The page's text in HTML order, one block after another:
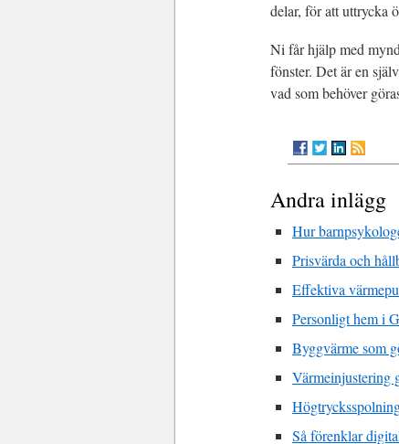
delar, för att uttrycka
Ni får hjälp med
fönster. Det är en
vad som behöver
Andra inlägg
Hur
Prisvärda och
Effektiva
Personligt hem i
Byggvärme som
Värmeinjustering
Så förenklar